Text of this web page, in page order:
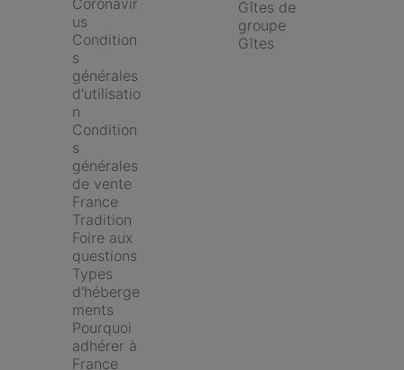
Coronavir
us
Condition
s
générales
d'utilisatio
n
Condition
s
générales
de vente
France
Tradition
Foire aux
questions
Types
d'héberge
ments
Pourquoi
adhérer à
France
Gîtes de
groupe
Gîtes